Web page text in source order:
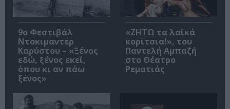
9ο Φεστιβάλ
Ντοκιμαντέρ
Καρύστου – «Ξένος
εδώ, ξένος εκεί,
όπου κι αν πάω
ξένος»
«ΖΗΤΩ τα λαϊκά
κορίτσια!», του
Παντελή Αμπαζή
στο Θέατρο
Ρεματιάς